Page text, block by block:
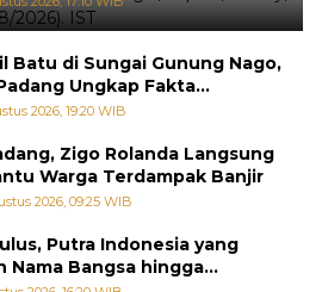
Batu di Sungai Gunung Nago,
Ungkap Fakta
2026, 19:20 WIB
Zigo Rolanda Langsung
Warga Terdampak Banjir
2026, 09:25 WIB
Putra Indonesia yang
Nama Bangsa hingga